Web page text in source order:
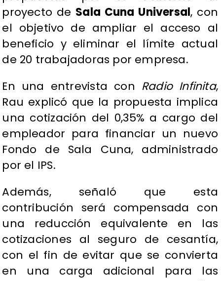
proyecto de Sala Cuna Universal, con
el objetivo de ampliar el acceso al
beneficio y eliminar el límite actual
de 20 trabajadoras por empresa.
En una entrevista con Radio Infinita,
Rau explicó que la propuesta implica
una cotización del 0,35% a cargo del
empleador para financiar un nuevo
Fondo de Sala Cuna, administrado
por el IPS.
Además, señaló que esta
contribución será compensada con
una reducción equivalente en las
cotizaciones al seguro de cesantía,
con el fin de evitar que se convierta
en una carga adicional para las